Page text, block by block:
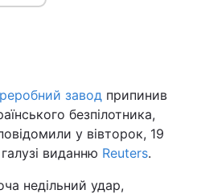
Політика
Світ
завод припинив
безпілотника,
у вівторок, 19
виданню Reuters.
недільний удар,